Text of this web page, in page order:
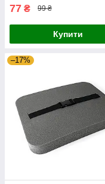
77 ₴ 99 ₴
Купити
–17%